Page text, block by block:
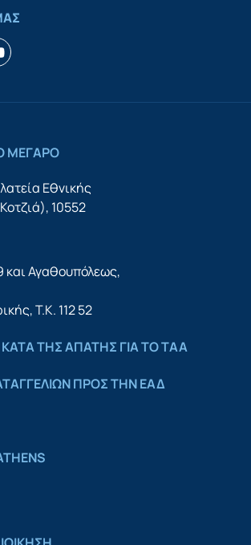
ΜΕΓΑΡΟ
Εθνικής
10552
και Αγαθουπόλεως,
Τ.Κ. 112 52
ΤΗΣ ΑΠΑΤΗΣ ΓΙΑ ΤΟ ΤΑΑ
ΠΡΟΣ ΤΗΝ ΕΑΔ